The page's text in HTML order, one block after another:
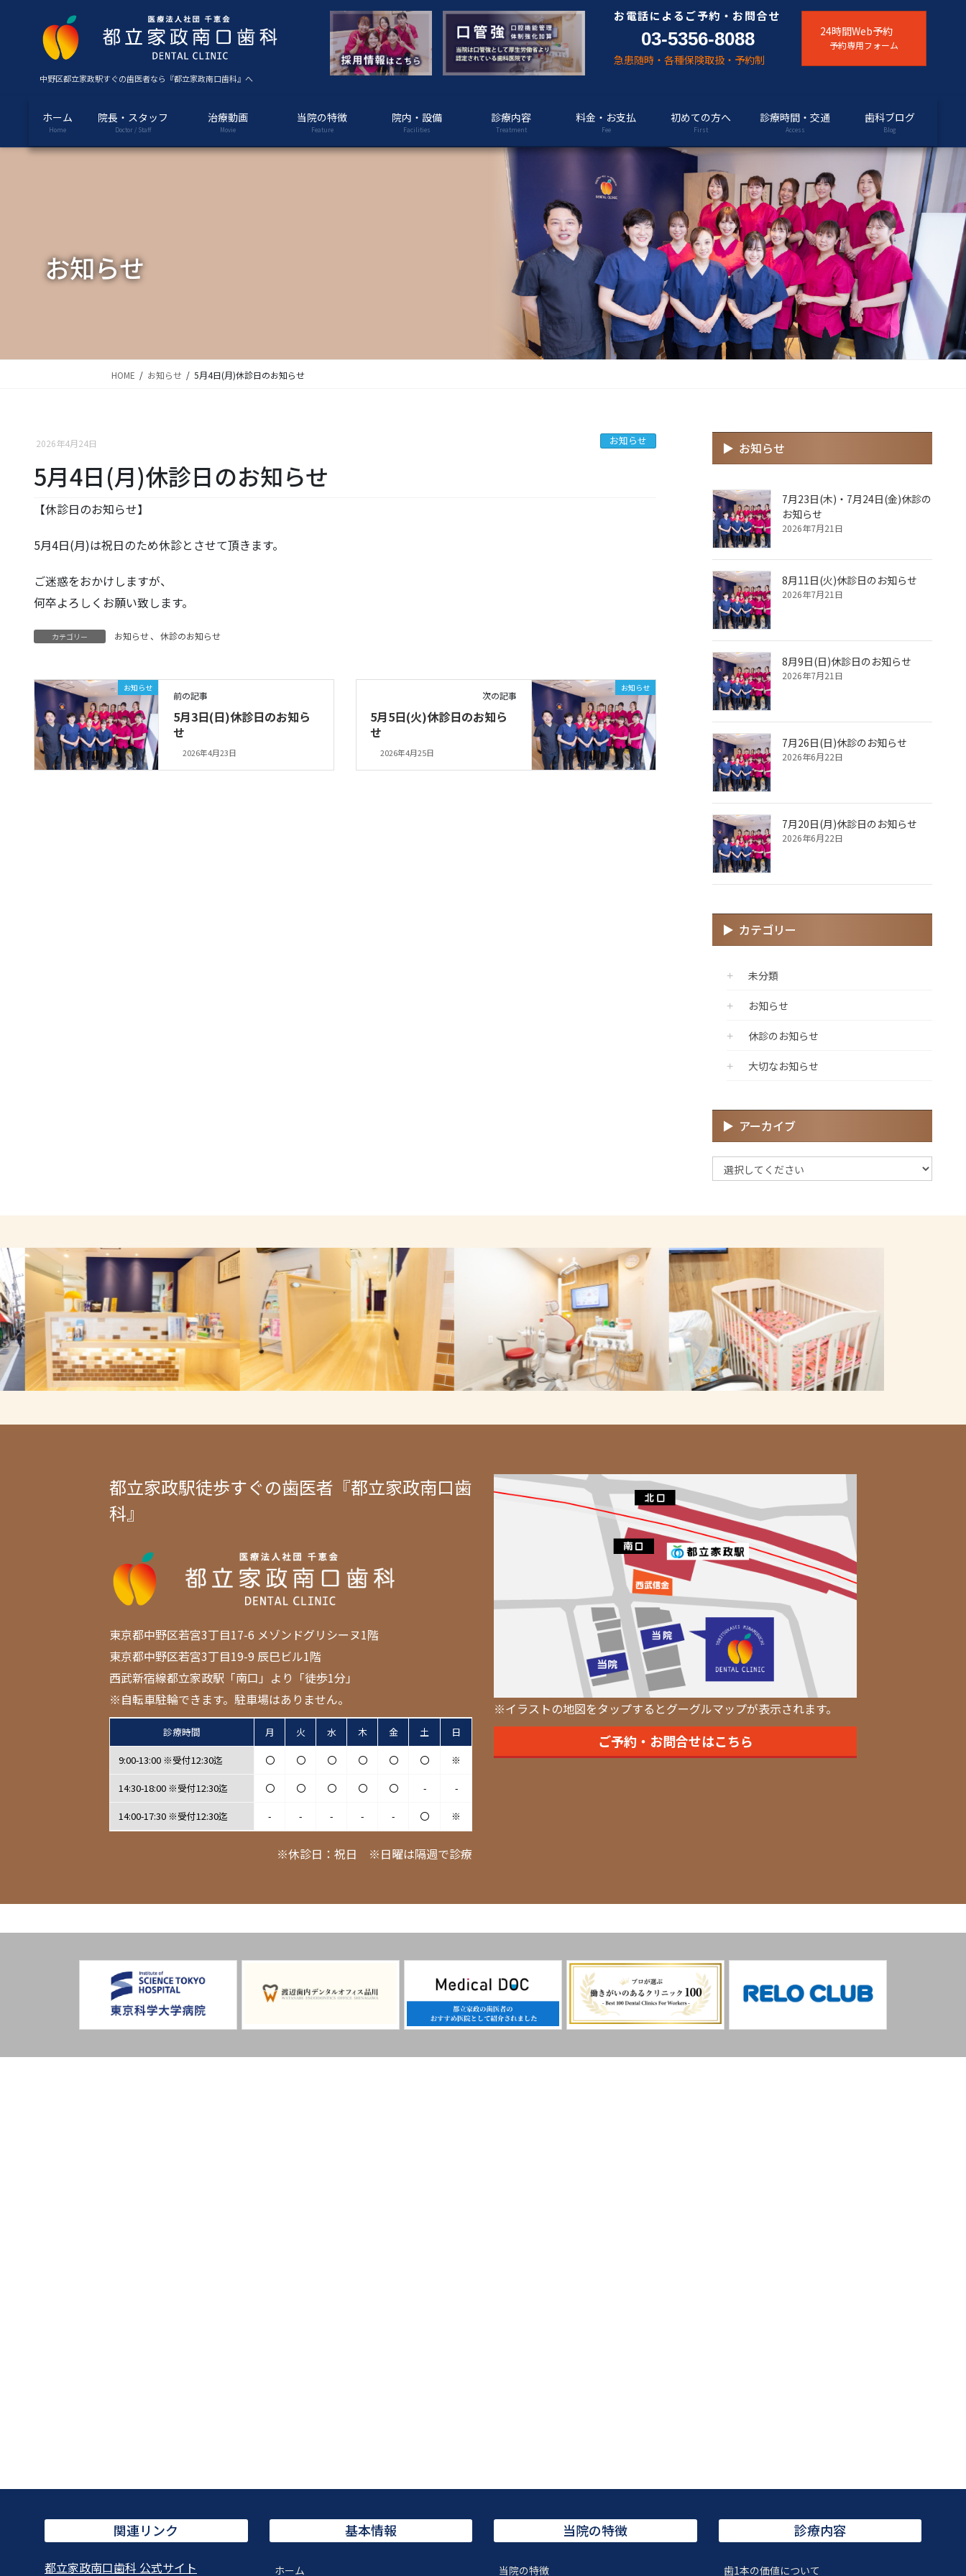
移
中野区都立家政駅すぐの歯医者なら『都立家政南口歯科』へ
お電話によるご予約・お問合せ
03-5356-8088
急患随時・各種保険取扱・予約制
24時間Web予約
予約専用フォーム
ホーム
Home
院長・スタッフ
Doctor / Staff
治療動画
Movie
当院の特徴
Feature
院内・設備
Facilities
診療内容
Treatment
料金・お支払
Fee
初めての方へ
First
診療時間・交通
Access
歯科ブログ
Blog
お知らせ
HOME お知らせ 5月4日(月)休診日のお知らせ
2026年4月24日 お知らせ
5月4日(月)休診日のお知らせ
【休診日のお知らせ】
5月4日(月)は祝日のため休診とさせて頂きます。
ご迷惑をおかけしますが、
何卒よろしくお願い致します。
カテゴリー お知らせ、 休診のお知らせ
お知らせ
前の記事
5月3日(日)休診日のお知ら
せ
2026年4月23日
お知らせ
次の記事
5月5日(火)休診日のお知ら
せ
2026年4月25日
お知らせ
7月23日(木)・7月24日(金)休診の
お知らせ
2026年7月21日
8月11日(火)休診日のお知らせ
2026年7月21日
8月9日(日)休診日のお知らせ
2026年7月21日
7月26日(日)休診のお知らせ
2026年6月22日
7月20日(月)休診日のお知らせ
2026年6月22日
カテゴリー
未分類
お知らせ
休診のお知らせ
大切なお知らせ
アーカイブ
都立家政駅徒歩すぐの歯医者『都立家政南口歯
科』
東京都中野区若宮3丁目17-6 メゾンドグリシーヌ1階
東京都中野区若宮3丁目19-9 辰巳ビル1階
西武新宿線都立家政駅「南口」より「徒歩1分」
※自転車駐輪できます。駐車場はありません。
診療時間 月 火 水 木 金 土 日
9:00-13:00 ※受付12:30迄 〇 〇 〇 〇 〇 〇 ※
14:30-18:00 ※受付12:30迄 〇 〇 〇 〇 〇 - -
14:00-17:30 ※受付12:30迄 - - - - - 〇 ※
※休診日：祝日 ※日曜は隔週で診療
※イラストの地図をタップするとグーグルマップが表示されます。
ご予約・お問合せはこちら
関連リンク
都立家政南口歯科 公式サイト
基本情報
ホーム
当院の特徴
当院の特徴
診療内容
歯1本の価値について